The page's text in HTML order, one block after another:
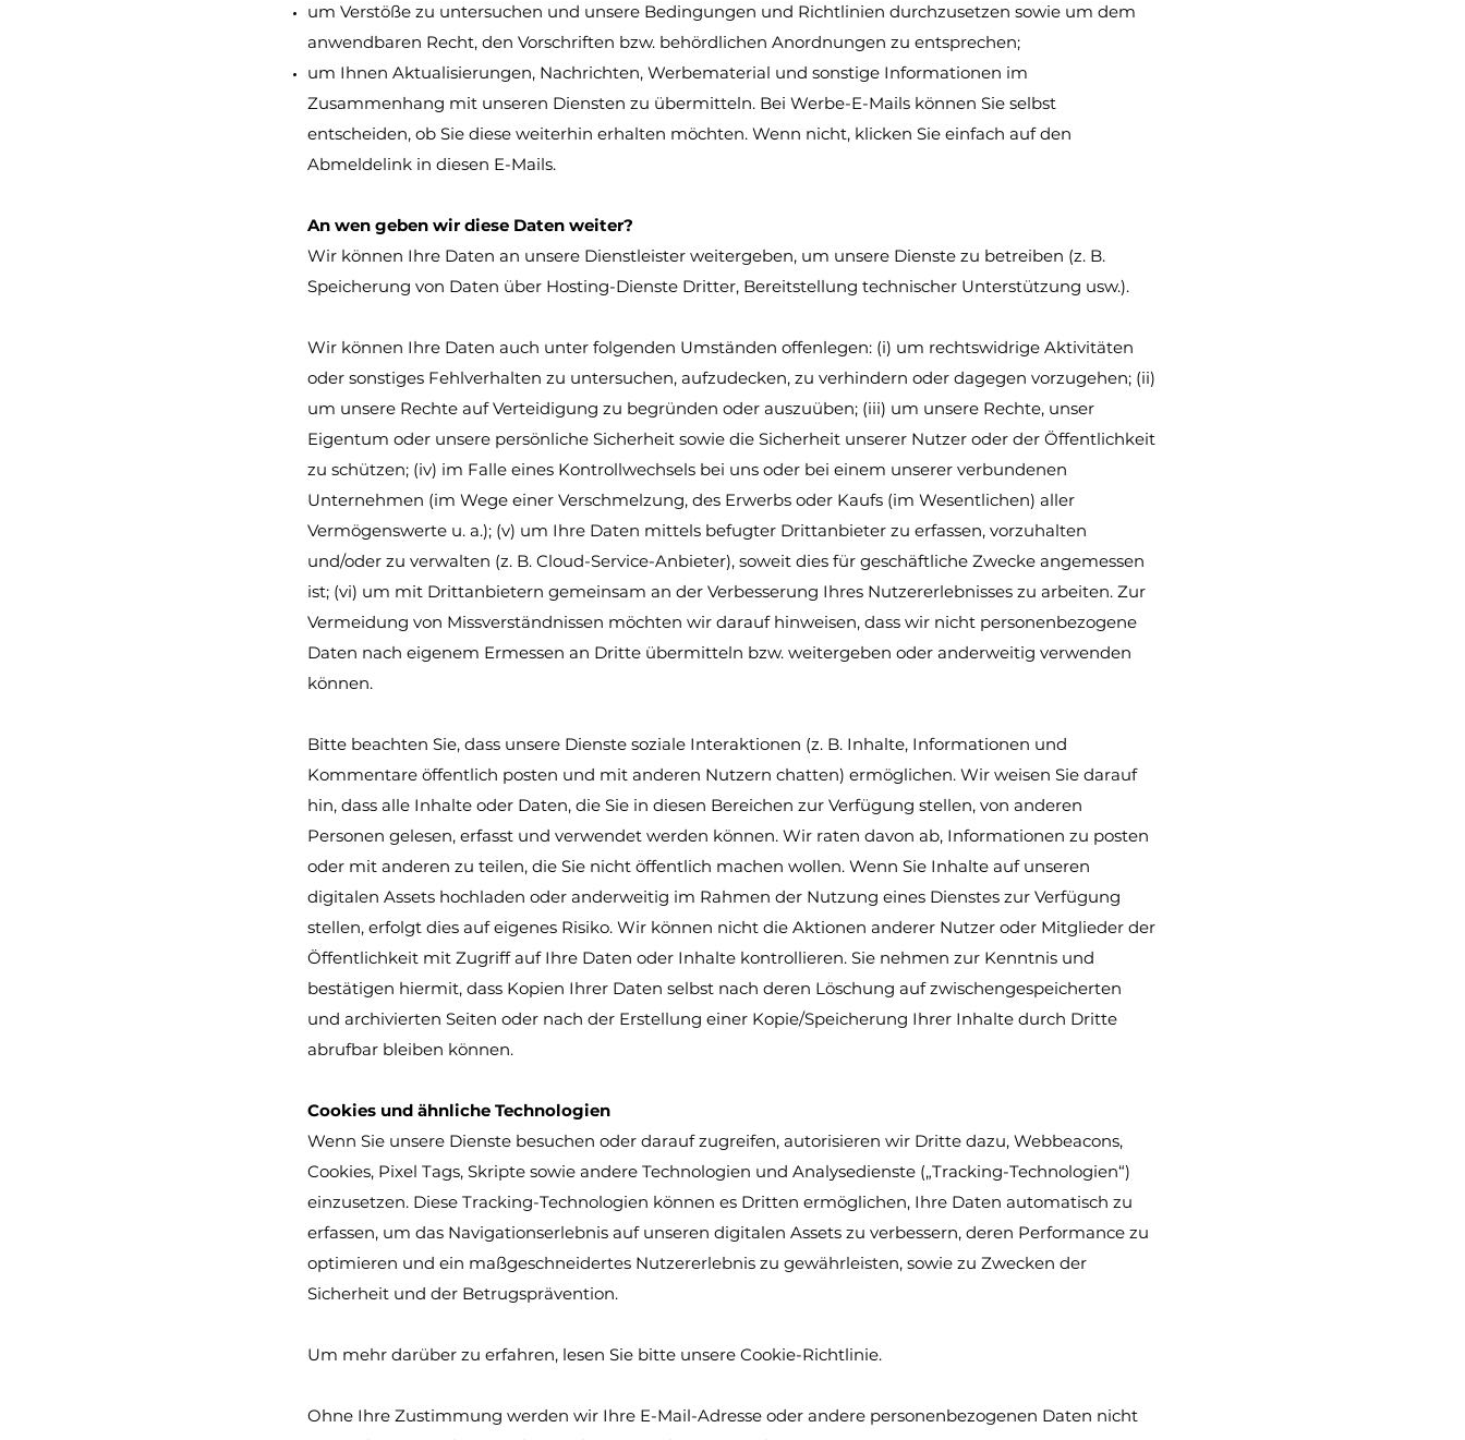
um Verstöße zu untersuchen und unsere Bedingungen und Richtlinien durchzusetzen sowie um dem
anwendbaren Recht, den Vorschriften bzw. behördlichen Anordnungen zu entsprechen;
um Ihnen Aktualisierungen, Nachrichten, Werbematerial und sonstige Informationen im
Zusammenhang mit unseren Diensten zu übermitteln. Bei Werbe-E-Mails können Sie selbst
entscheiden, ob Sie diese weiterhin erhalten möchten. Wenn nicht, klicken Sie einfach auf den
Abmeldelink in diesen E-Mails.
An wen geben wir diese Daten weiter?
Wir können Ihre Daten an unsere Dienstleister weitergeben, um unsere Dienste zu betreiben (z. B.
Speicherung von Daten über Hosting-Dienste Dritter, Bereitstellung technischer Unterstützung usw.).
Wir können Ihre Daten auch unter folgenden Umständen offenlegen: (i) um rechtswidrige Aktivitäten
oder sonstiges Fehlverhalten zu untersuchen, aufzudecken, zu verhindern oder dagegen vorzugehen; (ii)
um unsere Rechte auf Verteidigung zu begründen oder auszuüben; (iii) um unsere Rechte, unser
Eigentum oder unsere persönliche Sicherheit sowie die Sicherheit unserer Nutzer oder der Öffentlichkeit
zu schützen; (iv) im Falle eines Kontrollwechsels bei uns oder bei einem unserer verbundenen
Unternehmen (im Wege einer Verschmelzung, des Erwerbs oder Kaufs (im Wesentlichen) aller
Vermögenswerte u. a.); (v) um Ihre Daten mittels befugter Drittanbieter zu erfassen, vorzuhalten
und/oder zu verwalten (z. B. Cloud-Service-Anbieter), soweit dies für geschäftliche Zwecke angemessen
ist; (vi) um mit Drittanbietern gemeinsam an der Verbesserung Ihres Nutzererlebnisses zu arbeiten. Zur
Vermeidung von Missverständnissen möchten wir darauf hinweisen, dass wir nicht personenbezogene
Daten nach eigenem Ermessen an Dritte übermitteln bzw. weitergeben oder anderweitig verwenden
können.
Bitte beachten Sie, dass unsere Dienste soziale Interaktionen (z. B. Inhalte, Informationen und
Kommentare öffentlich posten und mit anderen Nutzern chatten) ermöglichen. Wir weisen Sie darauf
hin, dass alle Inhalte oder Daten, die Sie in diesen Bereichen zur Verfügung stellen, von anderen
Personen gelesen, erfasst und verwendet werden können. Wir raten davon ab, Informationen zu posten
oder mit anderen zu teilen, die Sie nicht öffentlich machen wollen. Wenn Sie Inhalte auf unseren
digitalen Assets hochladen oder anderweitig im Rahmen der Nutzung eines Dienstes zur Verfügung
stellen, erfolgt dies auf eigenes Risiko. Wir können nicht die Aktionen anderer Nutzer oder Mitglieder der
Öffentlichkeit mit Zugriff auf Ihre Daten oder Inhalte kontrollieren. Sie nehmen zur Kenntnis und
bestätigen hiermit, dass Kopien Ihrer Daten selbst nach deren Löschung auf zwischengespeicherten
und archivierten Seiten oder nach der Erstellung einer Kopie/Speicherung Ihrer Inhalte durch Dritte
abrufbar bleiben können.
Cookies und ähnliche Technologien
Wenn Sie unsere Dienste besuchen oder darauf zugreifen, autorisieren wir Dritte dazu, Webbeacons,
Cookies, Pixel Tags, Skripte sowie andere Technologien und Analysedienste („Tracking-Technologien“)
einzusetzen. Diese Tracking-Technologien können es Dritten ermöglichen, Ihre Daten automatisch zu
erfassen, um das Navigationserlebnis auf unseren digitalen Assets zu verbessern, deren Performance zu
optimieren und ein maßgeschneidertes Nutzererlebnis zu gewährleisten, sowie zu Zwecken der
Sicherheit und der Betrugsprävention.
Um mehr darüber zu erfahren, lesen Sie bitte unsere Cookie-Richtlinie.
Ohne Ihre Zustimmung werden wir Ihre E-Mail-Adresse oder andere personenbezogenen Daten nicht